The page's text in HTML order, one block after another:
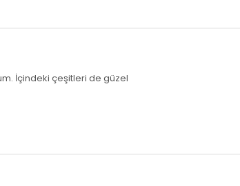
İçindeki çeşitleri de güzel